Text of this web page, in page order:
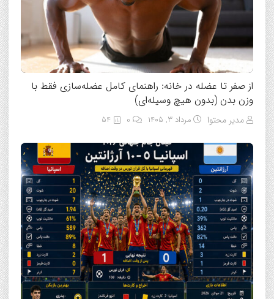
از صفر تا عضله در خانه: راهنمای کامل عضله‌سازی فقط با
وزن بدن (بدون هیچ وسیله‌ای)
مدیر محتوا مرداد ۳, ۱۴۰۵ 54